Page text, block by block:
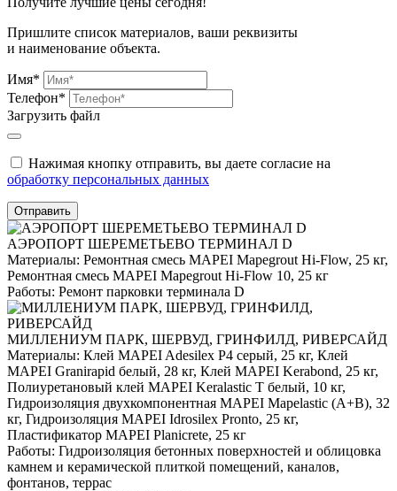
Пришлите список материалов, ваши реквизиты
и наименование объекта.
Имя*
Телефон*
Загрузить файл
Нажимая кнопку отправить, вы даете согласие на
обработку персональных данных
Отправить
АЭРОПОРТ ШЕРЕМЕТЬЕВО ТЕРМИНАЛ D
Материалы: Ремонтная смесь MAPEI Mapegrout Hi-Flow, 25 кг,
Ремонтная смесь MAPEI Mapegrout Hi-Flow 10, 25 кг
Работы: Ремонт парковки терминала D
МИЛЛЕНИУМ ПАРК, ШЕРВУД, ГРИНФИЛД, РИВЕРСАЙД
Материалы: Клей MAPEI Adesilex P4 серый, 25 кг, Клей
MAPEI Granirapid белый, 28 кг, Клей MAPEI Kerabond, 25 кг,
Полиуретановый клей MAPEI Keralastic T белый, 10 кг,
Гидроизоляция двухкомпонентная MAPEI Mapelastic (А+B), 32
кг, Гидроизоляция MAPEI Idrosilex Pronto, 25 кг,
Пластификатор MAPEI Planicrete, 25 кг
Работы: Гидроизоляция бетонных поверхностей и облицовка
камнем и керамической плиткой помещений, каналов,
фонтанов, террас